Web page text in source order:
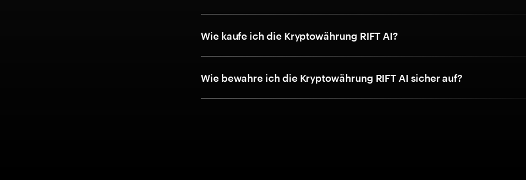
Wie kaufe ich die Kryptowährung RIFT AI?
Wie bewahre ich die Kryptowährung RIFT AI sicher auf?